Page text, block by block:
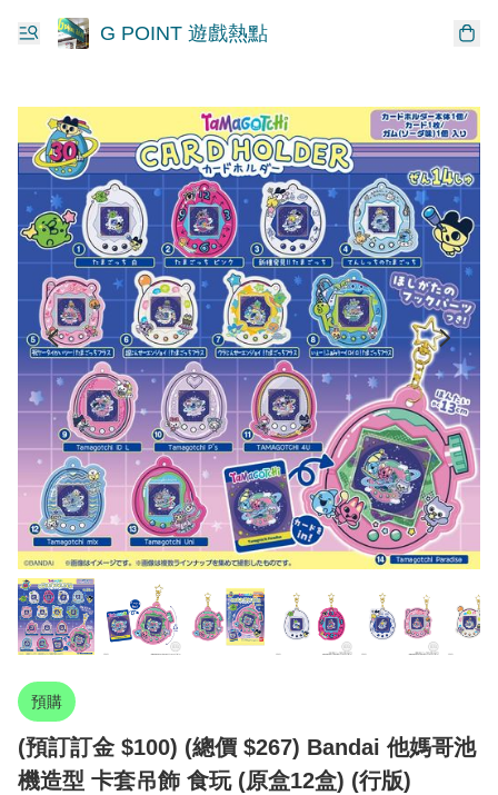
G POINT 遊戲熱點
預購
(預訂訂金 $100) (總價 $267) Bandai 他媽哥池
機造型 卡套吊飾 食玩 (原盒12盒) (行版)